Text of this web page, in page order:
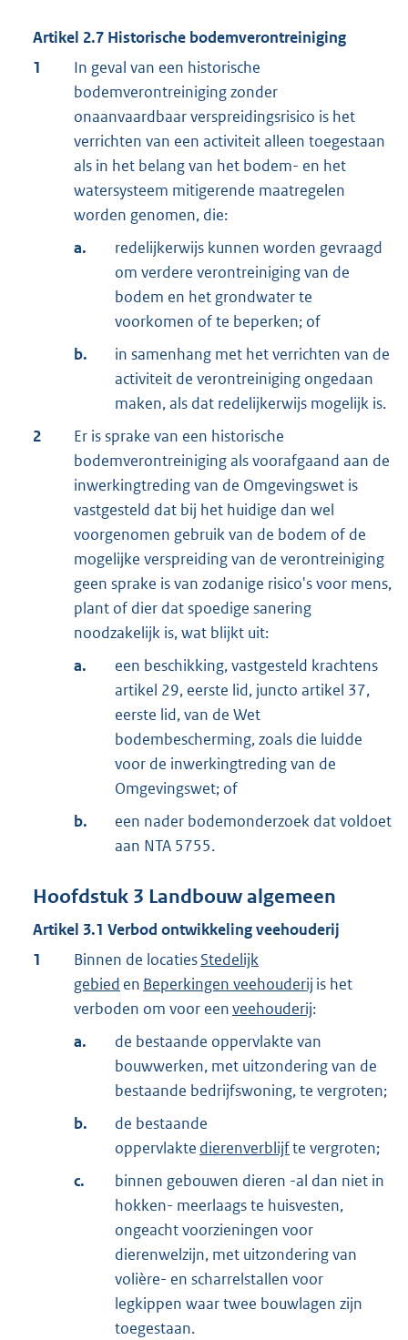
Artikel 2.7 Historische bodemverontreiniging
1
In geval van een historische
bodemverontreiniging zonder
onaanvaardbaar verspreidingsrisico is het
verrichten van een activiteit alleen toegestaan
als in het belang van het bodem- en het
watersysteem mitigerende maatregelen
worden genomen, die:
a.
redelijkerwijs kunnen worden gevraagd
om verdere verontreiniging van de
bodem en het grondwater te
voorkomen of te beperken; of
b.
in samenhang met het verrichten van de
activiteit de verontreiniging ongedaan
maken, als dat redelijkerwijs mogelijk is.
2
Er is sprake van een historische
bodemverontreiniging als voorafgaand aan de
inwerkingtreding van de Omgevingswet is
vastgesteld dat bij het huidige dan wel
voorgenomen gebruik van de bodem of de
mogelijke verspreiding van de verontreiniging
geen sprake is van zodanige risico's voor mens,
plant of dier dat spoedige sanering
noodzakelijk is, wat blijkt uit:
a.
een beschikking, vastgesteld krachtens
artikel 29, eerste lid, juncto artikel 37,
eerste lid, van de Wet
bodembescherming, zoals die luidde
voor de inwerkingtreding van de
Omgevingswet; of
b.
een nader bodemonderzoek dat voldoet
aan NTA 5755.
Hoofdstuk 3 Landbouw algemeen
Artikel 3.1 Verbod ontwikkeling veehouderij
1
Binnen de locatiesStedelijk
gebied en Beperkingen veehouderij is het
verboden om voor eenveehouderij:
a.
de bestaande oppervlakte van
bouwwerken, met uitzondering van de
bestaande bedrijfswoning, te vergroten;
b.
de bestaande
oppervlakte dierenverblijfte vergroten;
c.
binnen gebouwen dieren -al dan niet in
hokken- meerlaags te huisvesten,
ongeacht voorzieningen voor
dierenwelzijn, met uitzondering van
volière- en scharrelstallen voor
legkippen waar twee bouwlagen zijn
toegestaan.